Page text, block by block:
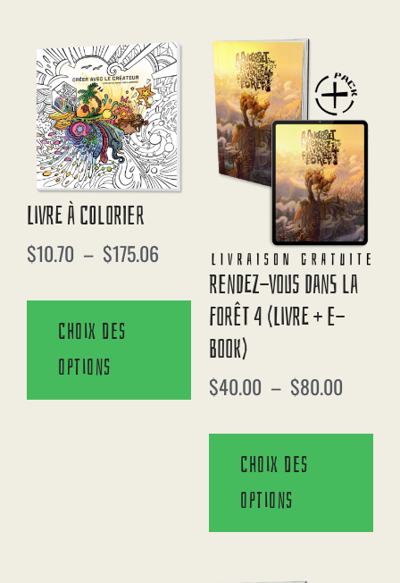
Livre À Colorier
$10.70 – $175.06
Choix des
options
Rendez-Vous Dans La
Forêt 4 (Livre + E-
Book)
$40.00 – $80.00
Choix des
options